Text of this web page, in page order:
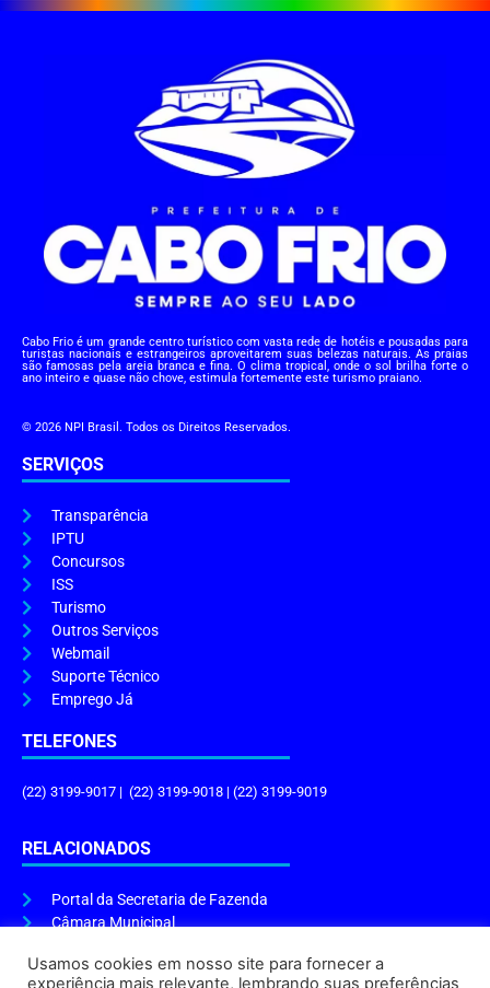
Cabo Frio é um grande centro turístico com vasta rede de hotéis e pousadas para
turistas nacionais e estrangeiros aproveitarem suas belezas naturais. As praias
são famosas pela areia branca e fina. O clima tropical, onde o sol brilha forte o
ano inteiro e quase não chove, estimula fortemente este turismo praiano.
© 2026 NPI Brasil. Todos os Direitos Reservados.
SERVIÇOS
Transparência
IPTU
Concursos
ISS
Turismo
Outros Serviços
Webmail
Suporte Técnico
Emprego Já
TELEFONES
(22) 3199-9017 | (22) 3199-9018 | (22) 3199-9019
RELACIONADOS
Portal da Secretaria de Fazenda
Câmara Municipal
Usamos cookies em nosso site para fornecer a
experiência mais relevante, lembrando suas preferências